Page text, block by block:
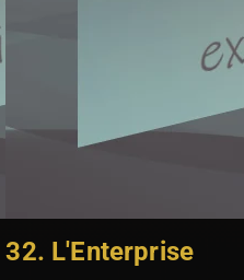
32. L'Enterprise